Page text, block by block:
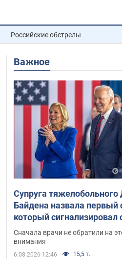
Российские обстрелы
Важное
Супруга
Байдена назвала первый
который сигнализировал
"агрессивном" раке
Сначала врачи не обратили на
внимания
6.08.2026 12:46 15,5 т.